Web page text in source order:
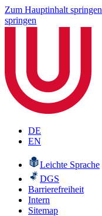
Zum Hauptinhalt springen
springen
DE
EN
Leichte Sprache
DGS
Barrierefreiheit
Intern
Sitemap